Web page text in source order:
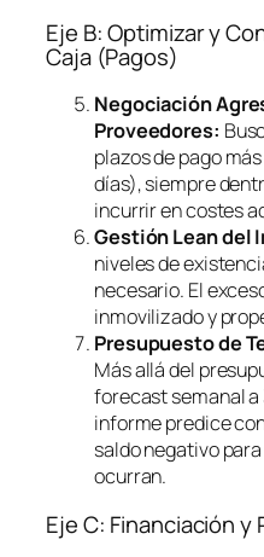
Eje B: Optimizar y
Caja (Pagos)
Negociación
Proveedores:
plazos de pago
días), siempre
incurrir en costes
Gestión Lean del
niveles de
necesario. El
inmovilizado y
Presupuesto de
Más allá del
forecastsemanal
informe predice
saldo negativo
ocurran.
Eje C: Financiación y